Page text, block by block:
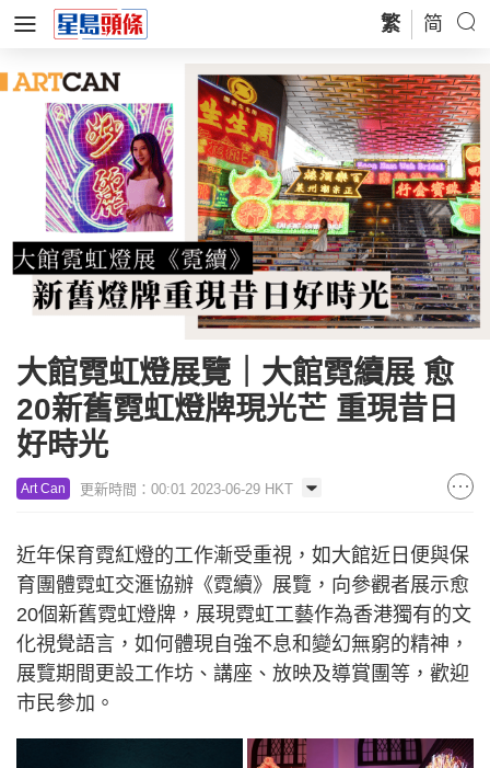
繁 简
大館霓虹燈展覽｜大館霓續展 愈
20新舊霓虹燈牌現光芒 重現昔日
好時光
Art Can 更新時間：00:01 2023-06-29 HKT
近年保育霓紅燈的工作漸受重視，如大館近日便與保
育團體霓虹交滙協辦《霓續》展覽，向參觀者展示愈
20個新舊霓虹燈牌，展現霓虹工藝作為香港獨有的文
化視覺語言，如何體現自強不息和變幻無窮的精神，
展覽期間更設工作坊、講座、放映及導賞團等，歡迎
市民參加。